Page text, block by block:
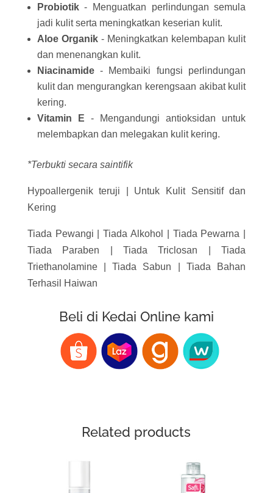
Probiotik- Menguatkan perlindungan semula
jadi kulit serta meningkatkan keserian kulit.
Aloe Organik- Meningkatkan kelembapan kulit
dan menenangkan kulit.
Niacinamide- Membaiki fungsi perlindungan
kulit dan mengurangkan kerengsaan akibat kulit
kering.
Vitamin E - Mengandungi antioksidan untuk
melembapkan dan melegakan kulit kering.
*Terbukti secara saintifik
Hypoallergenik teruji | Untuk Kulit Sensitif dan
Kering
Tiada Pewangi | Tiada Alkohol | Tiada Pewarna |
Tiada Paraben | Tiada Triclosan | Tiada
Triethanolamine | Tiada Sabun | Tiada Bahan
Terhasil Haiwan
Beli di Kedai Online kami
Related products